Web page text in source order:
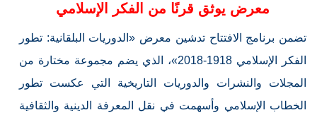
معرض يوثق قرنًا من الفكر الإسلامي
تضمن برنامج الافتتاح تدشين معرض «الدوريات البلقانية: تطور
الفكر الإسلامي 1918-2018»، الذي يضم مجموعة مختارة من
المجلات والنشرات والدوريات التاريخية التي عكست تطور
الخطاب الإسلامي وأسهمت في نقل المعرفة الدينية والثقافية